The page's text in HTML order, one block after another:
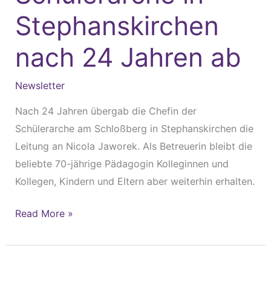
Stephanskirchen
nach 24 Jahren ab
Newsletter
Nach 24 Jahren übergab die Chefin der
Schülerarche am Schloßberg in Stephanskirchen die
Leitung an Nicola Jaworek. Als Betreuerin bleibt die
beliebte 70-jährige Pädagogin Kolleginnen und
Kollegen, Kindern und Eltern aber weiterhin erhalten.
Stephanskirchen
nach
24
Jahren
ab
Read More »